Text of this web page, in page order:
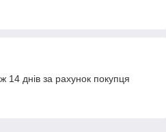
14 днів за рахунок покупця